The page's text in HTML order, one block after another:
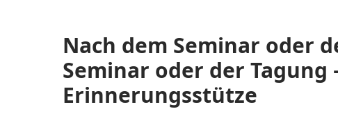
Nach dem Seminar oder
Seminar oder der
Erinnerungsstütze